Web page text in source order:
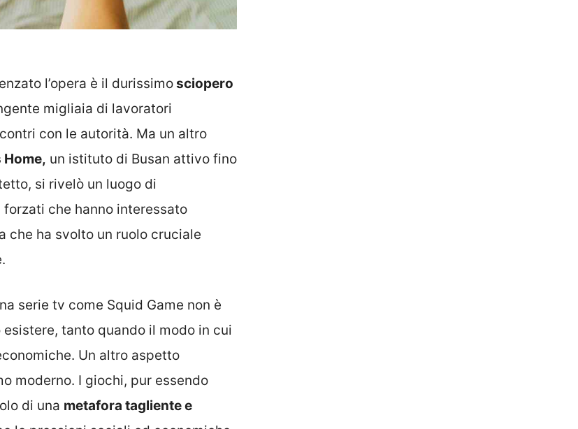
l’opera è il durissimosciopero
migliaia di lavoratori
con le autorità. Ma un altro
un istituto di Busan attivo fino
si rivelò un luogo di
che hanno interessato
che ha svolto un ruolo cruciale
serie tv come Squid Game non è
tanto quando il modo in cui
Un altro aspetto
moderno. I giochi, pur essendo
di una metafora tagliente e